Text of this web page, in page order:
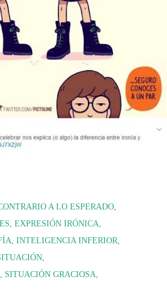
A LO ESPERADO
EXPRESIÓN IRÓNICA
INTELIGENCIA INFERIOR
SITUACIÓN GRACIOSA